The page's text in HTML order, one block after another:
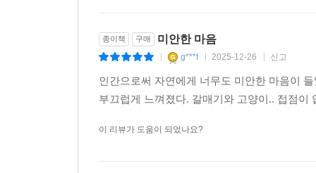
종이책 구매 미안한 마음
| g***f 2025-12-26 | 신고
인간으로써 자연에게 너무도 미안한 마음이